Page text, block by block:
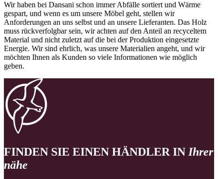
Wir haben bei Dansani schon immer Abfälle sortiert und Wärme
gespart, und wenn es um unsere Möbel geht, stellen wir
Anforderungen an uns selbst und an unsere Lieferanten. Das Holz
muss rückverfolgbar sein, wir achten auf den Anteil an recyceltem
Material und nicht zuletzt auf die bei der Produktion eingesetzte
Energie. Wir sind ehrlich, was unsere Materialien angeht, und wir
möchten Ihnen als Kunden so viele Informationen wie möglich
geben.
FINDEN SIE EINEN HÄNDLER IN Ihrer
nähe